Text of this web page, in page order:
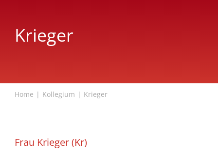
Krieger
Home Kollegium Krieger
Frau Krieger (Kr)